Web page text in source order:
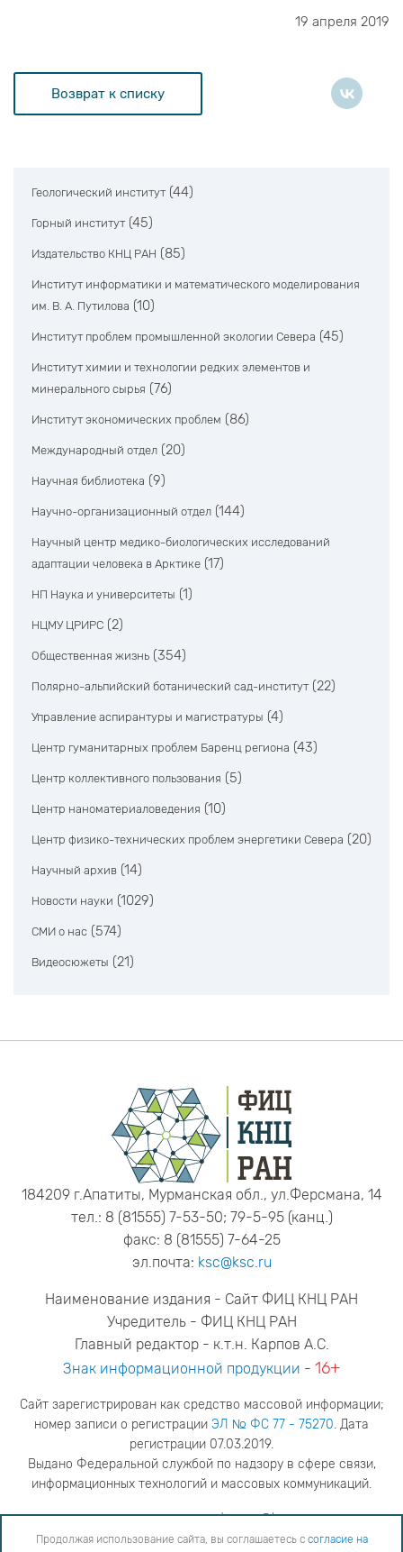
19 апреля 2019
Возврат к списку
Геологический институт (44)
Горный институт (45)
Издательство КНЦ РАН (85)
Институт информатики и математического моделирования
им. В. А. Путилова (10)
Институт проблем промышленной экологии Севера (45)
Институт химии и технологии редких элементов и
минерального сырья (76)
Институт экономических проблем (86)
Международный отдел (20)
Научная библиотека (9)
Научно-организационный отдел (144)
Научный центр медико-биологических исследований
адаптации человека в Арктике (17)
НП Наука и университеты (1)
НЦМУ ЦРИРС (2)
Общественная жизнь (354)
Полярно-альпийский ботанический сад-институт (22)
Управление аспирантуры и магистратуры (4)
Центр гуманитарных проблем Баренц региона (43)
Центр коллективного пользования (5)
Центр наноматериаловедения (10)
Центр физико-технических проблем энергетики Севера (20)
Научный архив (14)
Новости науки (1029)
СМИ о нас (574)
Видеосюжеты (21)
184209 г.Апатиты, Мурманская обл., ул.Ферсмана, 14
тел.: 8 (81555) 7-53-50; 79-5-95 (канц.)
факс: 8 (81555) 7-64-25
эл.почта: ksc@ksc.ru
Наименование издания - Сайт ФИЦ КНЦ РАН
Учредитель - ФИЦ КНЦ РАН
Главный редактор - к.т.н. Карпов А.С.
Знак информационной продукции - 16+
Сайт зарегистрирован как средство массовой информации;
номер записи о регистрации ЭЛ № ФС 77 - 75270. Дата
регистрации 07.03.2019.
Выдано Федеральной службой по надзору в сфере связи,
информационных технологий и массовых коммуникаций.
адрес редакцииya.stogova@ksc.ru
телефон редакции81555-79-516
Продолжая использование сайта, вы соглашаетесь с согласие на